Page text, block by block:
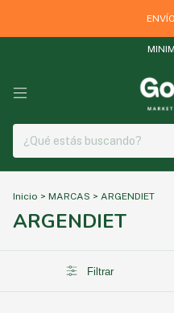
ENVÍO
Inicio > MARCAS > ARGENDIET
ARGENDIET
Filtrar